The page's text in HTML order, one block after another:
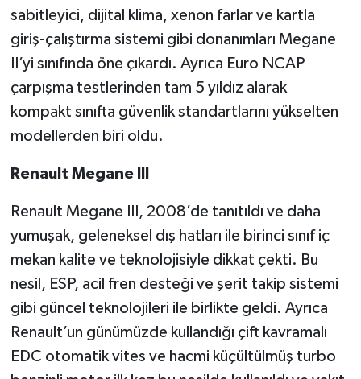
sabitleyici, dijital klima, xenon farlar ve kartla
giriş-çalıştırma sistemi gibi donanımları Megane
II’yi sınıfında öne çıkardı. Ayrıca Euro NCAP
çarpışma testlerinden tam 5 yıldız alarak
kompakt sınıfta güvenlik standartlarını yükselten
modellerden biri oldu.
Renault Megane III
Renault Megane III, 2008’de tanıtıldı ve daha
yumuşak, geleneksel dış hatları ile birinci sınıf iç
mekan kalite ve teknolojisiyle dikkat çekti. Bu
nesil, ESP, acil fren desteği ve şerit takip sistemi
gibi güncel teknolojileri ile birlikte geldi. Ayrıca
Renault’un günümüzde kullandığı çift kavramalı
EDC otomatik vites ve hacmi küçültülmüş turbo